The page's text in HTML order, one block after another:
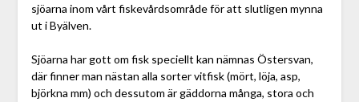
sjöarna inom vårt fiskevårdsområde för att slutligen mynna
ut i Byälven.
Sjöarna har gott om fisk speciellt kan nämnas Östersvan,
där finner man nästan alla sorter vitfisk (mört, löja, asp,
björkna mm) och dessutom är gäddorna många, stora och